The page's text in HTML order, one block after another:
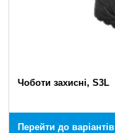
Чоботи захисні, S3L
Перейти до варіантів